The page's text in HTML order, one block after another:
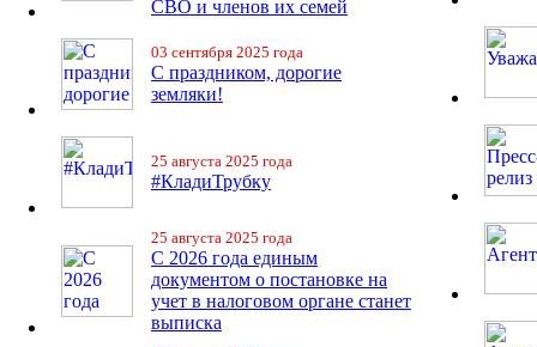
СВО и членов их семей
03 сентября 2025 года
С праздником, дорогие
земляки!
25 августа 2025 года
#КладиТрубку
25 августа 2025 года
С 2026 года единым
документом о постановке на
учет в налоговом органе станет
выписка